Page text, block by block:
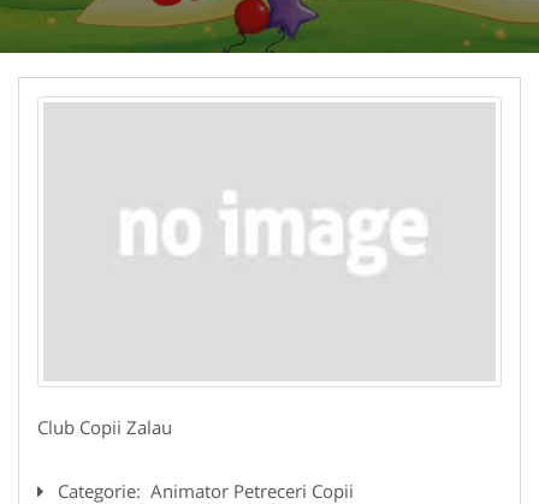
Club Copii Zalau
Categorie: Animator Petreceri Copii